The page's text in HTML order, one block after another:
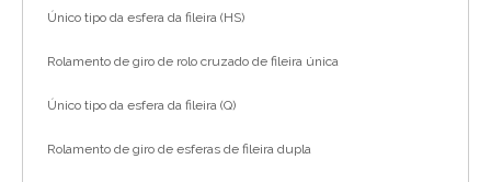
Único tipo da esfera da fileira (HS)
Rolamento de giro de rolo cruzado de fileira única
Único tipo da esfera da fileira (Q)
Rolamento de giro de esferas de fileira dupla